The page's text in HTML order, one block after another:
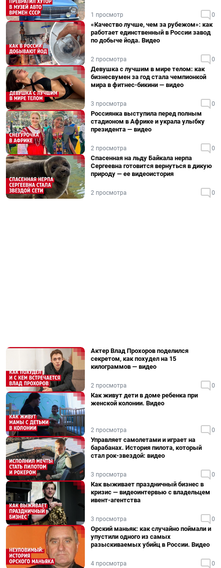
1 просмотр 0
«Качество лучше, чем за рубежом»: как
работает единственный в России завод
по добыче йода. Видео
2 просмотра 0
Девушка с лучшим в мире телом: как
бизнесвумен за год стала чемпионкой
мира в фитнес-бикини — видео
3 просмотра 0
Россиянка выступила перед полным
стадионом в Африке и украла улыбку
президента — видео
2 просмотра 0
Спасенная на льду Байкала нерпа
Сергеевна готовится вернуться в дикую
природу — ее видеоистория
2 просмотра 0
Актер Влад Прохоров поделился
секретом, как похудел на 15
килограммов — видео
2 просмотра 0
Как живут дети в доме ребенка при
женской колонии. Видео
2 просмотра 0
Управляет самолетами и играет на
барабанах. История пилота, который
стал рок-звездой: видео
3 просмотра 0
Как выживает праздничный бизнес в
кризис — видеоинтервью с владельцем
ивент-агентства
3 просмотра 0
Орский маньяк: как случайно поймали и
упустили одного из самых
разыскиваемых убийц в России. Видео
4 просмотра 0